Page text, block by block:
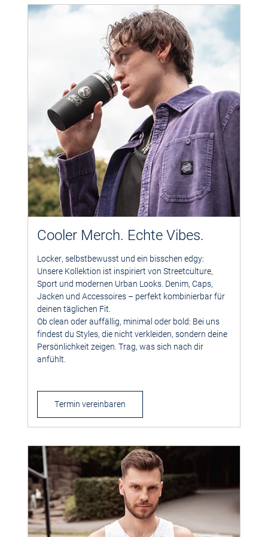
Cooler Merch. Echte Vibes.
Locker, selbstbewusst und ein bisschen edgy:
Unsere Kollektion ist inspiriert von Streetculture,
Sport und modernen Urban Looks. Denim, Caps,
Jacken und Accessoires – perfekt kombinierbar für
deinen täglichen Fit.
Ob clean oder auffällig, minimal oder bold: Bei uns
findest du Styles, die nicht verkleiden, sondern deine
Persönlichkeit zeigen. Trag, was sich nach dir
anfühlt.
Termin vereinbaren